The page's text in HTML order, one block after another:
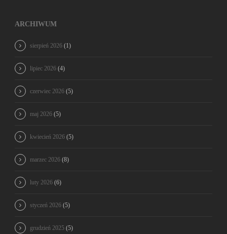
ARCHIWUM
sierpień 2026 (1)
lipiec 2026 (4)
czerwiec 2026 (5)
maj 2026 (5)
kwiecień 2026 (5)
marzec 2026 (8)
luty 2026 (6)
styczeń 2026 (5)
grudzień 2025 (5)